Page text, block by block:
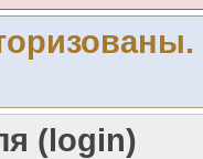
(login)